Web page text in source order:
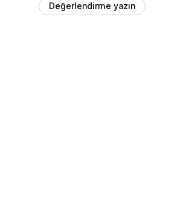
Değerlendirme yazın